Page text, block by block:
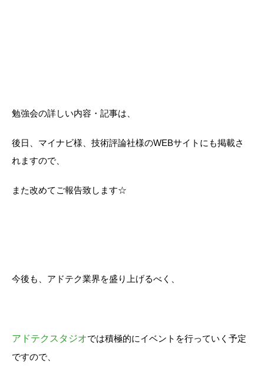
勉強会の詳しい内容・記事は、
後日、マイナビ様、技術評論社様のWEBサイトにも掲載さ
れますので、
また改めてご報告致します☆
今後も、アドテク業界を盛り上げるべく、
アドテクスタジオでは積極的にイベントを行っていく予定
ですので、